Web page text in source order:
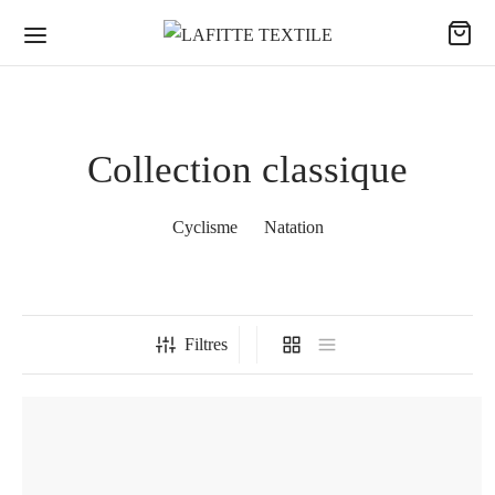
Collection classique
Cyclisme Natation
Filtres